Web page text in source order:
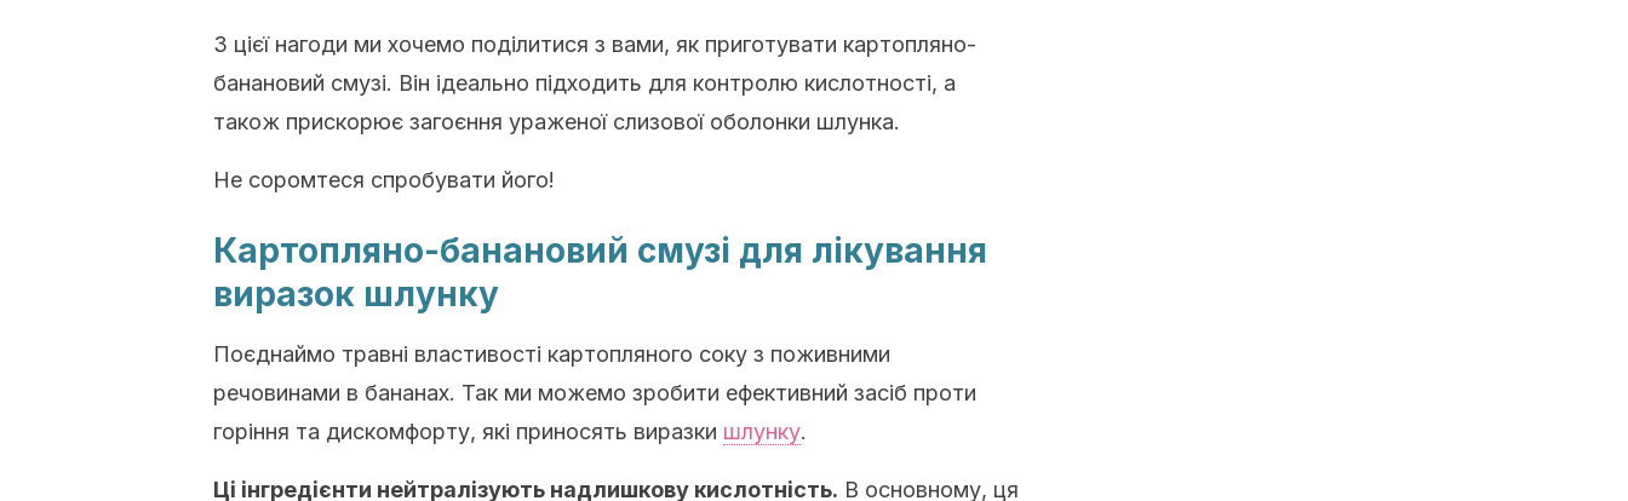
З цієї нагоди ми хочемо поділитися з вами, як приготувати картопляно-
банановий смузі. Він ідеально підходить для контролю кислотності, а
також прискорює загоєння ураженої слизової оболонки шлунка.
Не соромтеся спробувати його!
Картопляно-банановий смузі для лікування
виразок шлунку
Поєднаймо травні властивості картопляного соку з поживними
речовинами в бананах. Так ми можемо зробити ефективний засіб проти
горіння та дискомфорту, які приносять виразки шлунку.
Ці інгредієнти нейтралізують надлишкову кислотність. В основному, ця